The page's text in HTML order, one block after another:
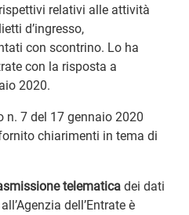
relativi alle attività
d’ingresso,
con scontrino. Lo ha
con la risposta a
2020.
n. 7 del 17 gennaio 2020
chiarimenti in tema di
telematica dei dati
dell’Entrate è